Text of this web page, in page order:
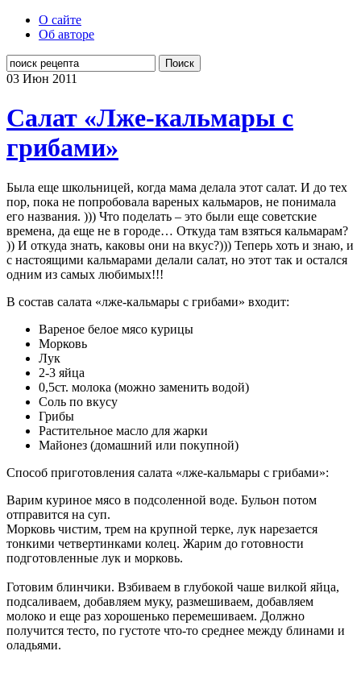
О сайте
Об авторе
Поиск
03 Июн 2011
Салат «Лже-кальмары с
грибами»
Была еще школьницей, когда мама делала этот салат. И до тех
пор, пока не попробовала вареных кальмаров, не понимала
его названия. ))) Что поделать – это были еще советские
времена, да еще не в городе… Откуда там взяться кальмарам?
)) И откуда знать, каковы они на вкус?))) Теперь хоть и знаю, и
с настоящими кальмарами делали салат, но этот так и остался
одним из самых любимых!!!
В состав салата «лже-кальмары с грибами» входит:
Вареное белое мясо курицы
Морковь
Лук
2-3 яйца
0,5ст. молока (можно заменить водой)
Соль по вкусу
Грибы
Растительное масло для жарки
Майонез (домашний или покупной)
Способ приготовления салата «лже-кальмары с грибами»:
Варим куриное мясо в подсоленной воде. Бульон потом
отправится на суп.
Морковь чистим, трем на крупной терке, лук нарезается
тонкими четвертинками колец. Жарим до готовности
подготовленные лук и морковь.
Готовим блинчики. Взбиваем в глубокой чаше вилкой яйца,
подсаливаем, добавляем муку, размешиваем, добавляем
молоко и еще раз хорошенько перемешиваем. Должно
получится тесто, по густоте что-то среднее между блинами и
оладьями.